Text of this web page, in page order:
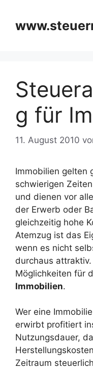
springen
g für
11. August 2010
Immobilien gelten
schwierigen
und dienen vor
der Erwerb oder
gleichzeitig hohe
Atemzug ist das
wenn es nicht
durchaus
Möglichkeiten für
Immobilien.
Wer eine
erwirbt profitiert
Nutzungsdauer,
Zeitraum